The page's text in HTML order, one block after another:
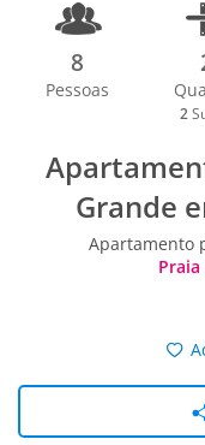
8
Pessoas
2
Grande
Apartamento